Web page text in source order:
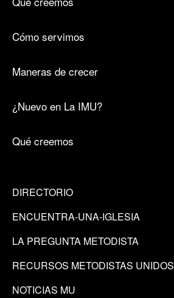
Cómo servimos
Maneras de crecer
¿Nuevo en La IMU?
Qué creemos
DIRECTORIO
ENCUENTRA-UNA-IGLESIA
LA PREGUNTA METODISTA
RECURSOS METODISTAS UNIDOS
NOTICIAS MU